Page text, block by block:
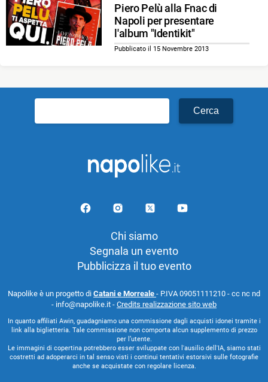
Piero Pelù alla Fnac di
Napoli per presentare
l'album "Identikit"
Pubblicato il 15 Novembre 2013
per:
Chi siamo
Segnala un evento
Pubblicizza il tuo evento
Napolike è un progetto di Catani e Morreale - P.IVA 09051111210 - cc nc nd
- info@napolike.it - Credits realizzazione sito web
In quanto affiliati Awin, guadagniamo una commissione dagli acquisti idonei tramite i
link alla biglietteria. Tale commissione non comporta alcun supplemento di prezzo
per l’utente.
Le immagini di copertina potrebbero esser sviluppate con l'ausilio dell'IA, siamo stati
costretti ad adoperarci in tal senso visti i continui tentativi estorsivi sulle fotografie
anche se acquistate con regolare licenza.